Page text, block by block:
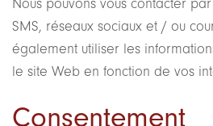
Nous pouvons vous contacter
SMS, réseaux sociaux et / ou
également utiliser les
le site Web en fonction de vos
Consentement